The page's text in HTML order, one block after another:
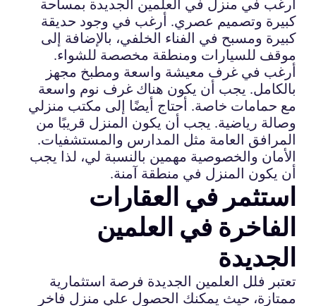
أرغب في منزل في العلمين الجديدة بمساحة
كبيرة وتصميم عصري. أرغب في وجود حديقة
كبيرة ومسبح في الفناء الخلفي، بالإضافة إلى
موقف للسيارات ومنطقة مخصصة للشواء.
أرغب في غرف معيشة واسعة ومطبخ مجهز
بالكامل. يجب أن يكون هناك غرف نوم واسعة
مع حمامات خاصة. أحتاج أيضًا إلى مكتب منزلي
وصالة رياضية. يجب أن يكون المنزل قريبًا من
المرافق العامة مثل المدارس والمستشفيات.
الأمان والخصوصية مهمين بالنسبة لي، لذا يجب
أن يكون المنزل في منطقة آمنة.
استثمر في العقارات
الفاخرة في العلمين
الجديدة
تعتبر فلل العلمين الجديدة فرصة استثمارية
ممتازة، حيث يمكنك الحصول على منزل فاخر